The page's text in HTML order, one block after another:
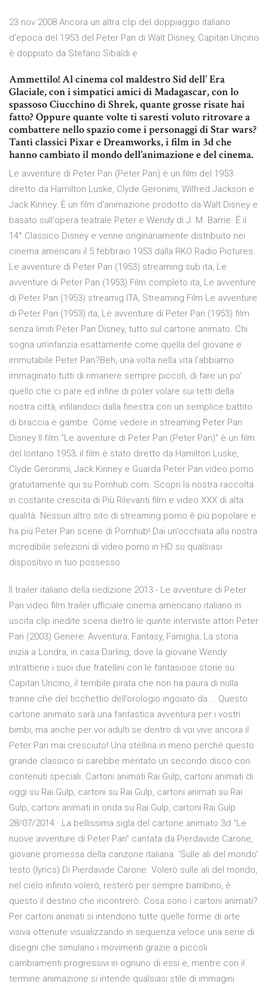
23 nov 2008 Ancora un altra clip del doppiaggio italiano
d'epoca del 1953 del Peter Pan di Walt Disney, Capitan Uncino
è doppiato da Stefano Sibaldi e
Ammettilo! Al cinema col maldestro Sid dell’ Era
Glaciale, con i simpatici amici di Madagascar, con lo
spassoso Ciucchino di Shrek, quante grosse risate hai
fatto? Oppure quante volte ti saresti voluto ritrovare a
combattere nello spazio come i personaggi di Star wars?
Tanti classici Pixar e Dreamworks, i film in 3d che
hanno cambiato il mondo dell’animazione e del cinema.
Le avventure di Peter Pan (Peter Pan) è un film del 1953
diretto da Hamilton Luske, Clyde Geronimi, Wilfred Jackson e
Jack Kinney. È un film d'animazione prodotto da Walt Disney e
basato sull'opera teatrale Peter e Wendy di J. M. Barrie. È il
14° Classico Disney e venne originariamente distribuito nei
cinema americani il 5 febbraio 1953 dalla RKO Radio Pictures.
Le avventure di Peter Pan (1953) streaming sub ita, Le
avventure di Peter Pan (1953) Film completo ita, Le avventure
di Peter Pan (1953) streamig ITA, Streaming Film Le avventure
di Peter Pan (1953) ita, Le avventure di Peter Pan (1953) film
senza limiti Peter Pan Disney, tutto sul cartone animato. Chi
sogna un’infanzia esattamente come quella del giovane e
immutabile Peter Pan?Beh, una volta nella vita l’abbiamo
immaginato tutti di rimanere sempre piccoli, di fare un po’
quello che ci pare ed infine di poter volare sui tetti della
nostra città, infilandoci dalla finestra con un semplice battito
di braccia e gambe. Come vedere in streaming Peter Pan
Disney Il film “Le avventure di Peter Pan (Peter Pan)” è un film
del lontano 1953; il film è stato diretto da Hamilton Luske,
Clyde Geronimi, Jack Kinney e Guarda Peter Pan video porno
gratuitamente qui su Pornhub.com. Scopri la nostra raccolta
in costante crescita di Più Rilevanti film e video XXX di alta
qualità. Nessun altro sito di streaming porno è più popolare e
ha più Peter Pan scene di Pornhub! Dai un'occhiata alla nostra
incredibile selezioni di video porno in HD su qualsiasi
dispositivo in tuo possesso.
Il trailer italiano della riedizione 2013 - Le avventure di Peter
Pan video film trailer ufficiale cinema americano italiano in
uscita clip inedite scena dietro le quinte interviste attori Peter
Pan (2003) Genere: Avventura, Fantasy, Famiglia, La storia
inizia a Londra, in casa Darling, dove la giovane Wendy
intrattiene i suoi due fratellini con le fantasiose storie su
Capitan Uncino, il terribile pirata che non ha paura di nulla
tranne che del ticchettio dell’orologio ingoiato da … Questo
cartone animato sarà una fantastica avventura per i vostri
bimbi, ma anche per voi adulti se dentro di voi vive ancora il
Peter Pan mai cresciuto! Una stellina in meno perché questo
grande classico si sarebbe meritato un secondo disco con
contenuti speciali. Cartoni animati Rai Gulp, cartoni animati di
oggi su Rai Gulp, cartoni su Rai Gulp, cartoni animati su Rai
Gulp, cartoni animati in onda su Rai Gulp, cartoni Rai Gulp
28/07/2014 · La bellissima sigla del cartone animato 3d “Le
nuove avventure di Peter Pan” cantata da Pierdavide Carone,
giovane promessa della canzone italiana. 'Sulle ali del mondo'
testo (lyrics) Di Pierdavide Carone. Volerò sulle ali del mondo,
nel cielo infinito volerò, resterò per sempre bambino, è
questo il destino che incontrerò. Cosa sono i cartoni animati?
Per cartoni animati si intendono tutte quelle forme di arte
visiva ottenute visualizzando in sequenza veloce una serie di
disegni che simulano i movimenti grazie a piccoli
cambiamenti progressivi in ognuno di essi e, mentre con il
termine animazione si intende qualsiasi stile di immagini